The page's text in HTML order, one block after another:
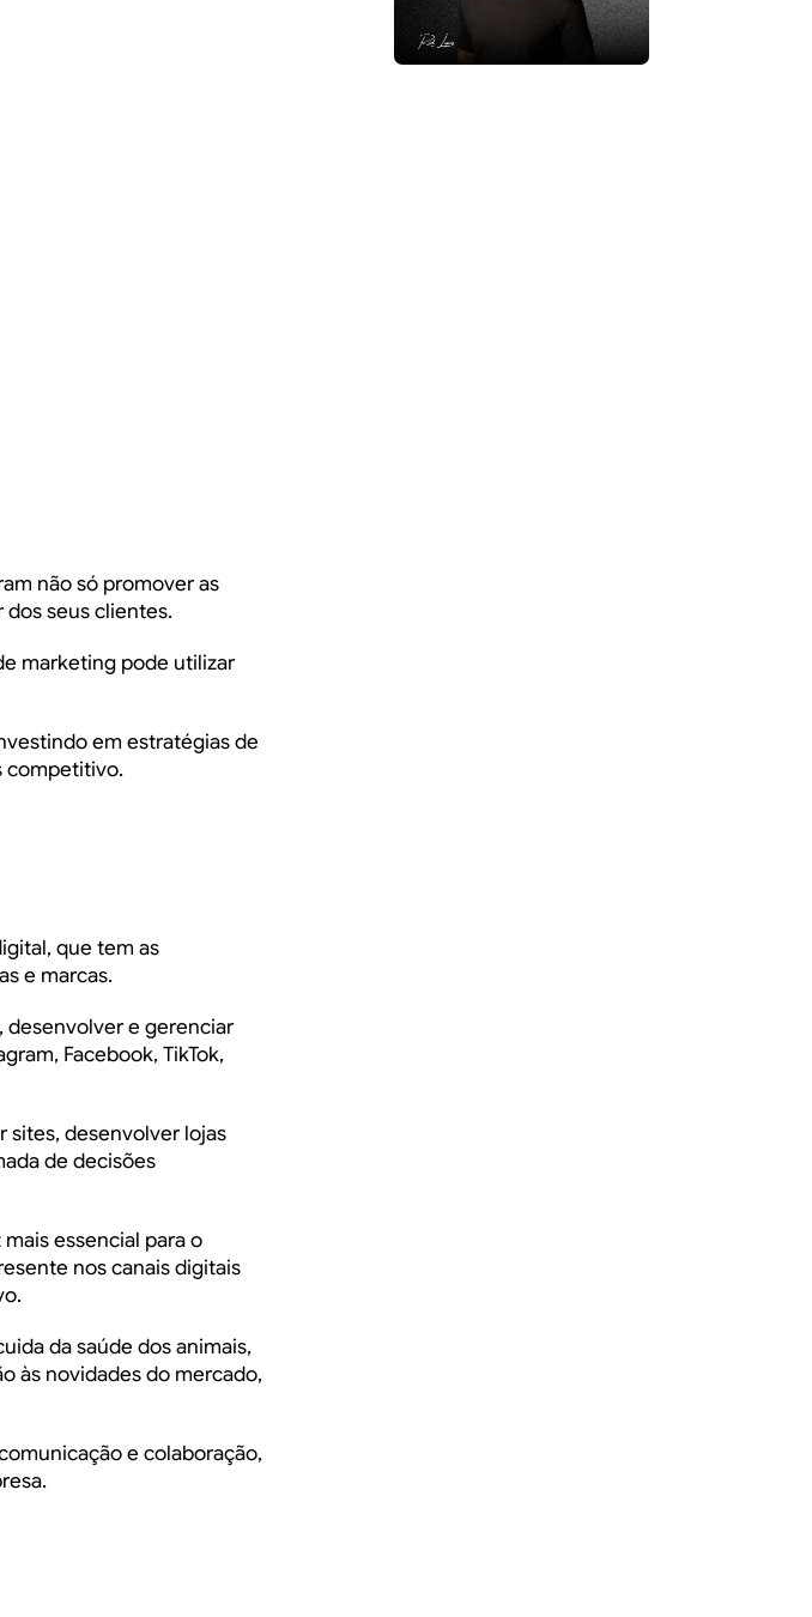
não só promover as
seus clientes.
marketing pode utilizar
em estratégias de
competitivo.
que tem as
e marcas.
desenvolver e gerenciar
Facebook, TikTok,
sites, desenvolver lojas
de decisões
essencial para o
nos canais digitais
da saúde dos animais,
às novidades do mercado,
e colaboração,